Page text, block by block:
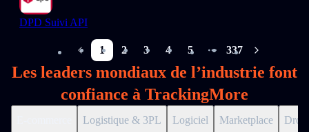
DPD Suivi API
1 2 3 4 5
More pages
337
Les leaders mondiaux de l’industrie font
confiance à TrackingMore
Logistique & 3PL Logiciel Marketplace